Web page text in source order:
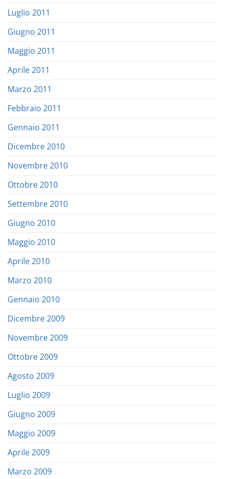
Luglio 2011
Giugno 2011
Maggio 2011
Aprile 2011
Marzo 2011
Febbraio 2011
Gennaio 2011
Dicembre 2010
Novembre 2010
Ottobre 2010
Settembre 2010
Giugno 2010
Maggio 2010
Aprile 2010
Marzo 2010
Gennaio 2010
Dicembre 2009
Novembre 2009
Ottobre 2009
Agosto 2009
Luglio 2009
Giugno 2009
Maggio 2009
Aprile 2009
Marzo 2009